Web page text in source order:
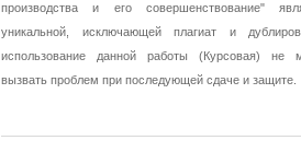
производства и его совершенствование"
уникальной, исключающей плагиат и
использование данной работы (Курсовая) не
вызвать проблем при последующей сдаче и защите.